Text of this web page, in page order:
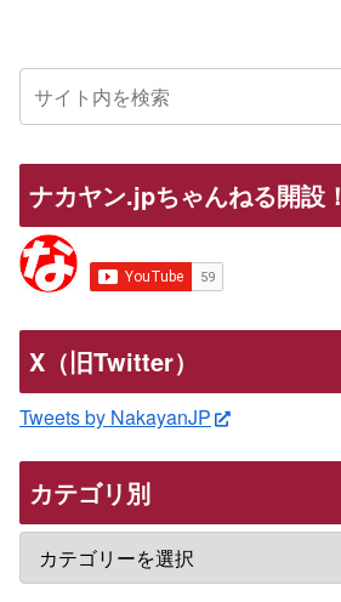
ナカヤン.jpちゃんねる開設！
X（旧Twitter）
Tweets by NakayanJP
カテゴリ別